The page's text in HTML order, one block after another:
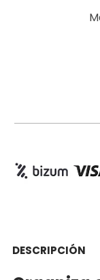
DESCRIPCIÓN